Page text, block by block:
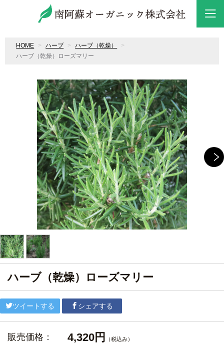
HOME ハーブ
ハーブ（乾燥）
ハーブ（乾燥）ローズマリー
ハーブ（乾燥）ローズマリー
ツイートする シェアする
販売価格： 4,320円 （税込み）